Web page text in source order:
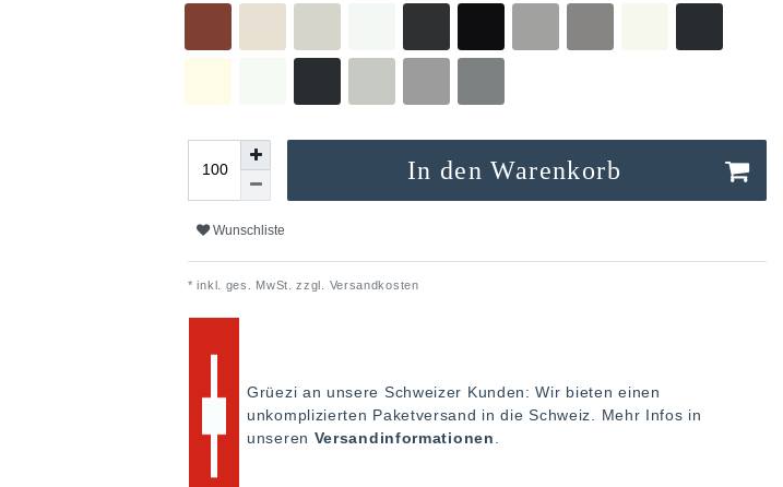
In den Warenkorb
Wunschliste
* inkl. ges. MwSt. zzgl. Versandkosten
Grüezi an unsere Schweizer Kunden: Wir bieten einen
unkomplizierten Paketversand in die Schweiz. Mehr Infos in
unseren Versandinformationen